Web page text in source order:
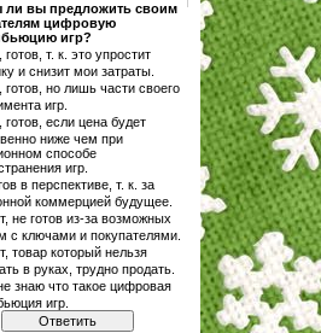
ли вы предложить своим
цифровую
игр?
готов, т. к. это упростит
и снизит мои затраты.
готов, но лишь части своего
игр.
готов, если цена будет
ниже чем при
способе
игр.
в перспективе, т. к. за
коммерцией будущее.
не готов из-за возможных
с ключами и покупателями.
товар который нельзя
в руках, трудно продать.
знаю что такое цифровая
игр.